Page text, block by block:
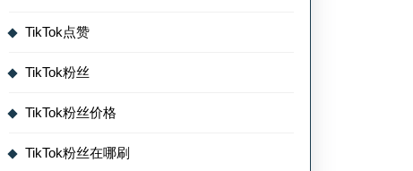
TikTok点赞
TikTok粉丝
TikTok粉丝价格
TikTok粉丝在哪刷